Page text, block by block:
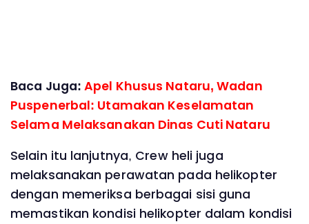
Baca Juga:Apel Khusus Nataru, Wadan
Puspenerbal: Utamakan Keselamatan
Selama Melaksanakan Dinas Cuti Nataru
Selain itu lanjutnya, Crew heli juga
melaksanakan perawatan pada helikopter
dengan memeriksa berbagai sisi guna
memastikan kondisi helikopter dalam kondisi